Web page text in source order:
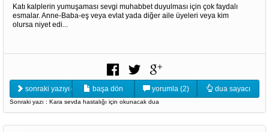
Katı kalplerin yumuşaması sevgi muhabbet duyulması için çok faydalı
esmalar. Anne-Baba-eş veya evlat yada diğer aile üyeleri veya kim
olursa niyet edi...
sonraki yazıyı oku başa dön yorumla (2) dua sayacı
Sonraki yazı : Kara sevda hastalığı için okunacak dua